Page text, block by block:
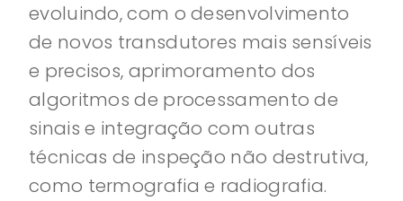
evoluindo, com o desenvolvimento
de novos transdutores mais sensíveis
e precisos, aprimoramento dos
algoritmos de processamento de
sinais e integração com outras
técnicas de inspeção não destrutiva,
como termografia e radiografia.